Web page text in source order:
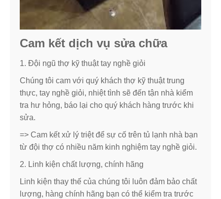
Cam kết dịch vụ sửa chữa
1. Đội ngũ thợ kỹ thuật tay nghề giỏi
Chúng tôi cam với quý khách thợ kỹ thuật trung
thực, tay nghề giỏi, nhiệt tình sẽ đến tận nhà kiểm
tra hư hỏng, báo lại cho quý khách hàng trước khi
sửa.
=> Cam kết xử lý triệt để sự cố trên tủ lạnh nhà bạn
từ đội thợ có nhiều năm kinh nghiệm tay nghề giỏi.
2. Linh kiện chất lượng, chính hãng
Linh kiện thay thế của chúng tôi luôn đảm bảo chất
lượng, hàng chính hãng bạn có thể kiểm tra trước